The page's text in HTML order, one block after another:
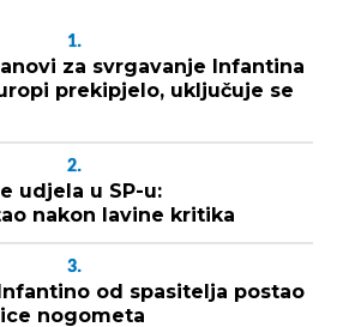
1.
za svrgavanje Infantina
prekipjelo, uključuje se
2.
udjela u SP-u:
nakon lavine kritika
3.
od spasitelja postao
nogometa